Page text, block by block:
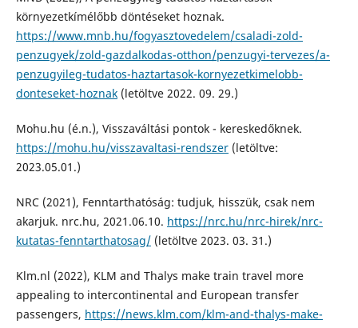
környezetkímélőbb döntéseket hoznak.
https://www.mnb.hu/fogyasztovedelem/csaladi-zold-
penzugyek/zold-gazdalkodas-otthon/penzugyi-tervezes/a-
penzugyileg-tudatos-haztartasok-kornyezetkimelobb-
donteseket-hoznak(letöltve 2022. 09. 29.)
Mohu.hu (é.n.), Visszaváltási pontok - kereskedőknek.
https://mohu.hu/visszavaltasi-rendszer(letöltve:
2023.05.01.)
NRC (2021), Fenntarthatóság: tudjuk, hisszük, csak nem
akarjuk. nrc.hu, 2021.06.10. https://nrc.hu/nrc-hirek/nrc-
kutatas-fenntarthatosag/(letöltve 2023. 03. 31.)
Klm.nl (2022), KLM and Thalys make train travel more
appealing to intercontinental and European transfer
passengers, https://news.klm.com/klm-and-thalys-make-